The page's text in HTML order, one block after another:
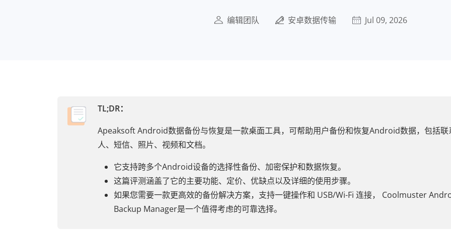
编辑团队 安卓数据传输 Jul 09, 2026
TL;DR：
Apeaksoft Android数据备份与恢复是一款桌面工具，可帮助用户备份和恢复Android数据，包括联
人、短信、照片、视频和文档。
它支持跨多个Android设备的选择性备份、加密保护和数据恢复。
这篇评测涵盖了它的主要功能、定价、优缺点以及详细的使用步骤。
如果您需要一款更高效的备份解决方案，支持一键操作和 USB/Wi-Fi 连接， Coolmuster
Backup Manager是一个值得考虑的可靠选择。